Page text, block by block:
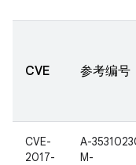
CVE 参考编号
CVE-
2017-
A-
M-